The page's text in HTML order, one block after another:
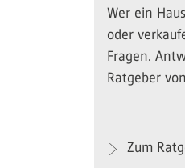
Wer ein
oder
Fragen.
Ratgeber
Zum